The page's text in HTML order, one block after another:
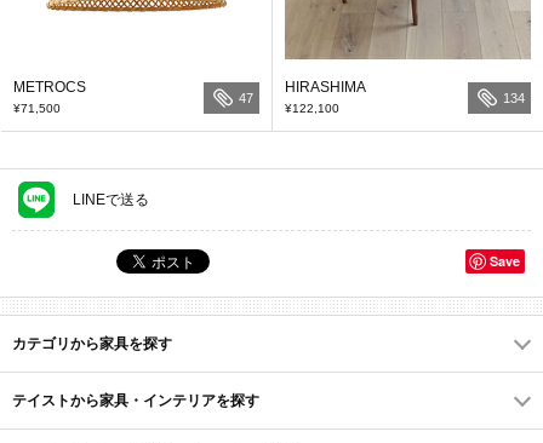
METROCS
¥71,500
47
HIRASHIMA
¥122,100
134
LINEで送る
Save
カテゴリから家具を探す
テイストから家具・インテリアを探す